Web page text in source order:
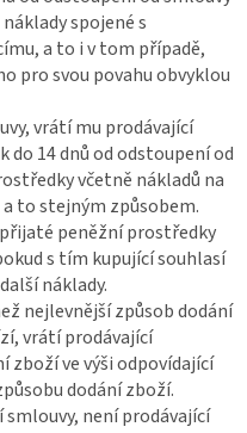
spojené s
a to i v tom případě,
pro svou povahu obvyklou
vrátí mu prodávající
do 14 dnů od odstoupení od
včetně nákladů na
to stejným způsobem.
peněžní prostředky
s tím kupující souhlasí
náklady.
nejlevnější způsob dodání
vrátí prodávající
zboží ve výši odpovídající
dodání zboží.
není prodávající